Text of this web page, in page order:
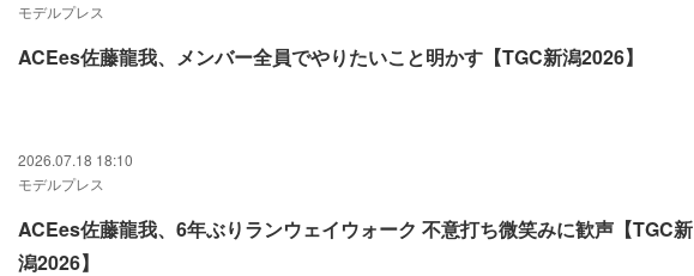
モデルプレス
ACEes佐藤龍我、メンバー全員でやりたいこと明かす【TGC新潟2026】
2026.07.18 18:10
モデルプレス
ACEes佐藤龍我、6年ぶりランウェイウォーク 不意打ち微笑みに歓声【TGC新
潟2026】